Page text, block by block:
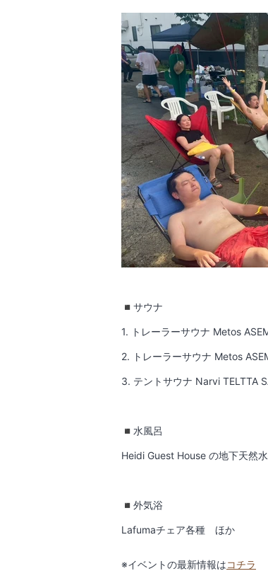
◾️サウナ
1. トレーラーサウナ Metos
2. トレーラーサウナ Metos
3. テントサウナ Narvi TELTTA
◾️水風呂
Heidi Guest House の地下天然
◾️外気浴
Lafumaチェア各種 ほか
※イベントの最新情報はコチラ